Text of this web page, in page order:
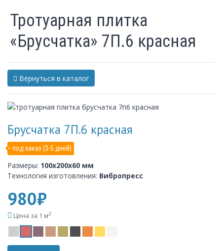
Тротуарная плитка
«Брусчатка» 7П.6 красная
Вернуться в каталог
Брусчатка 7П.6 красная
под заказ (3-5 дней)
Размеры: 100x200x60 мм
Технология изготовления: Вибропресс
980₽
Цена за 1 м2